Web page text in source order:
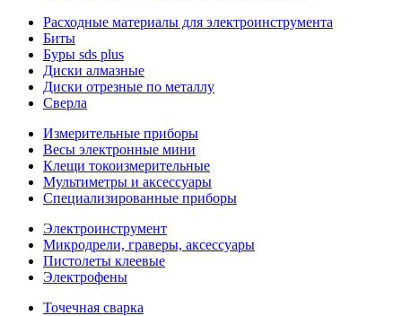
Расходные материалы для электроинструмента
Биты
Буры sds plus
Диски алмазные
Диски отрезные по металлу
Сверла
Измерительные приборы
Весы электронные мини
Клещи токоизмерительные
Мультиметры и аксессуары
Специализированные приборы
Электроинструмент
Микродрели, граверы, аксессуары
Пистолеты клеевые
Электрофены
Точечная сварка